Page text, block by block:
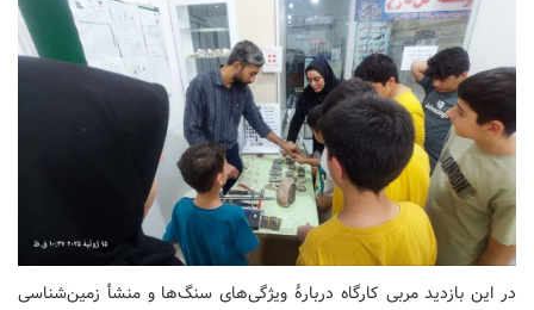
در این بازدید مربی کارگاه دربارهٔ ویژگی‌های سنگ‌ها و منشأ زمین‌شناسی